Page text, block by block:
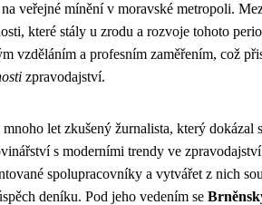
veřejné mínění v moravské metropoli.
které stály u zrodu a rozvoje tohoto
vzděláním a profesním zaměřením, což
zpravodajství.
let zkušený žurnalista, který dokázal
s moderními trendy ve
spolupracovníky a vytvářet z nich
deníku. Pod jeho vedením se